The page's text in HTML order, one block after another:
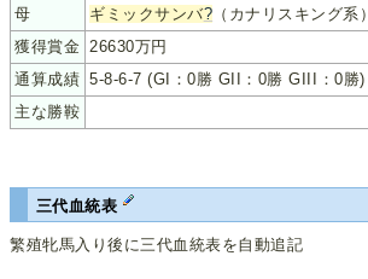
母
ギミックサンバ? （カナリスキング系）
獲得賞金 26630万円
通算成績 5-8-6-7 (GI：0勝 GII：0勝 GIII：0勝)
主な勝鞍
三代血統表
繁殖牝馬入り後に三代血統表を自動追記